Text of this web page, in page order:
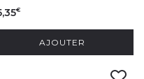
€
AJOUTER